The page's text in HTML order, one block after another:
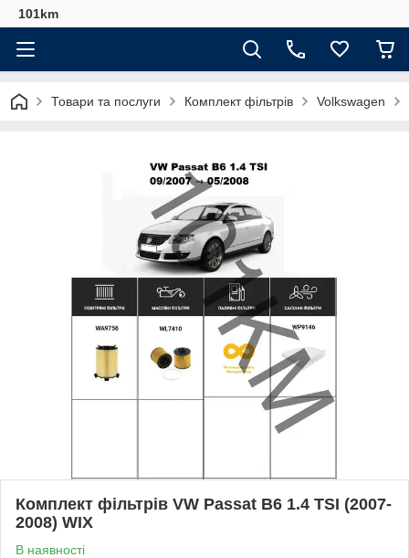
101km
Товари та послуги Комплект фільтрів Volkswagen
Комплект фільтрів VW Passat B6 1.4 TSI (2007-
2008) WIX
В наявності